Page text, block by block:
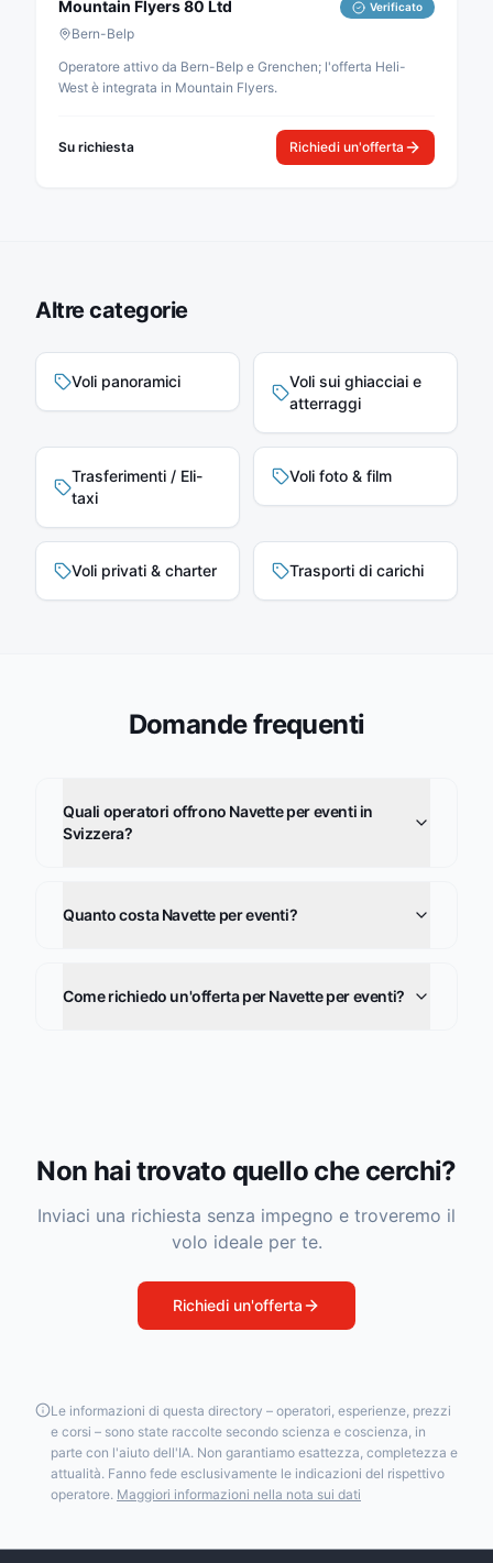
Mountain Flyers 80 Ltd Verificato
Bern-Belp
Operatore attivo da Bern-Belp e Grenchen; l'offerta Heli-
West è integrata in Mountain Flyers.
Su richiesta Richiedi un'offerta
Altre categorie
Voli panoramici
Voli sui ghiacciai e
atterraggi
Trasferimenti / Eli-
taxi
Voli foto & film
Voli privati & charter Trasporti di carichi
Domande frequenti
Quali operatori offrono Navette per eventi in
Svizzera?
Quanto costa Navette per eventi?
Come richiedo un'offerta per Navette per eventi?
Non hai trovato quello che cerchi?
Inviaci una richiesta senza impegno e troveremo il
volo ideale per te.
Richiedi un'offerta
Le informazioni di questa directory – operatori, esperienze, prezzi
e corsi – sono state raccolte secondo scienza e coscienza, in
parte con l'aiuto dell'IA. Non garantiamo esattezza, completezza e
attualità. Fanno fede esclusivamente le indicazioni del rispettivo
operatore. Maggiori informazioni nella nota sui dati